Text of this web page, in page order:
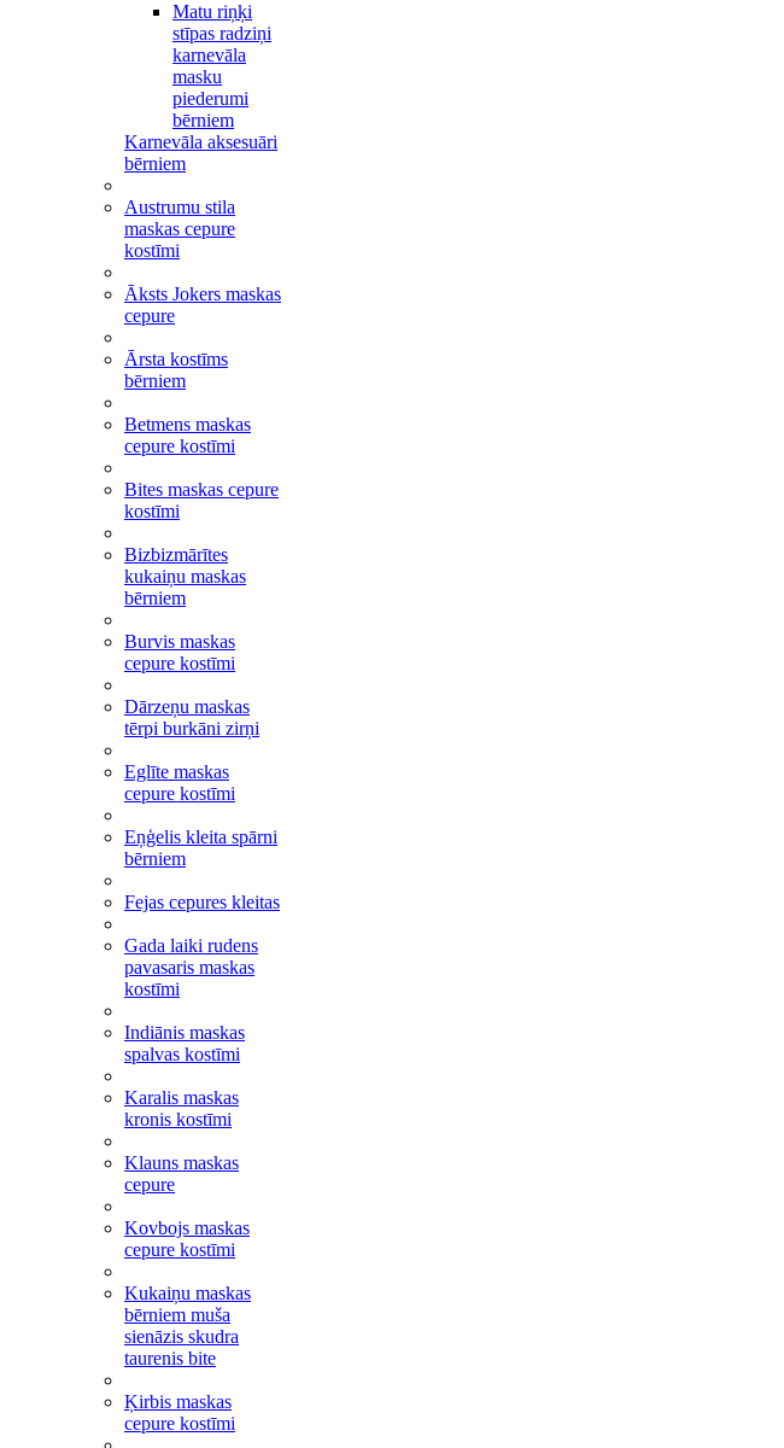
Matu riņķi
stīpas radziņi
karnevāla
masku
piederumi
bērniem
Karnevāla aksesuāri
bērniem
Austrumu stila
maskas cepure
kostīmi
Āksts Jokers maskas
cepure
Ārsta kostīms
bērniem
Betmens maskas
cepure kostīmi
Bites maskas cepure
kostīmi
Bizbizmārītes
kukaiņu maskas
bērniem
Burvis maskas
cepure kostīmi
Dārzeņu maskas
tērpi burkāni zirņi
Eglīte maskas
cepure kostīmi
Eņģelis kleita spārni
bērniem
Fejas cepures kleitas
Gada laiki rudens
pavasaris maskas
kostīmi
Indiānis maskas
spalvas kostīmi
Karalis maskas
kronis kostīmi
Klauns maskas
cepure
Kovbojs maskas
cepure kostīmi
Kukaiņu maskas
bērniem muša
sienāzis skudra
taurenis bite
Ķirbis maskas
cepure kostīmi